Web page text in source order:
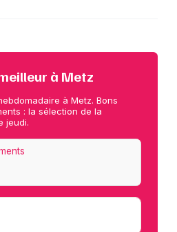
à Metz
à Metz. Bons
: la sélection de la
jeudi.